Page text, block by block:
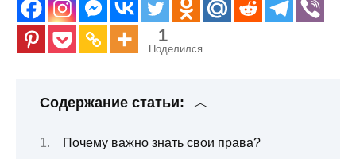
1
Поделился
Содержание статьи:
Почему важно знать свои права?